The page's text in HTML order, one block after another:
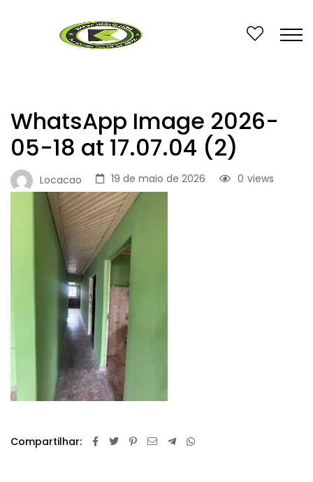
WhatsApp Image 2026-
05-18 at 17.07.04 (2)
Locacao 19 de maio de 2026 views
0
Compartilhar: